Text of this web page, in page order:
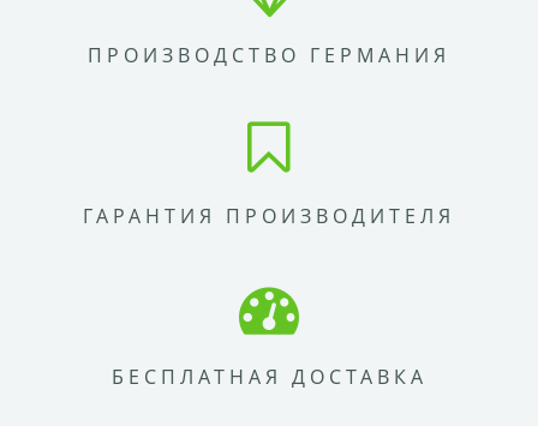
ПРОИЗВОДСТВО ГЕРМАНИЯ
ГАРАНТИЯ ПРОИЗВОДИТЕЛЯ
БЕСПЛАТНАЯ ДОСТАВКА